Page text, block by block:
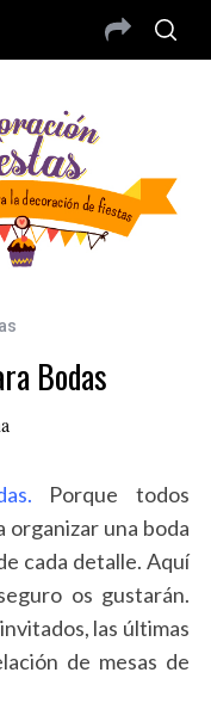
Bodas
Porque todos
organizar una boda
cada detalle. Aquí
os gustarán.
las últimas
de mesas de